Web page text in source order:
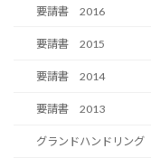
要請書 2016
要請書 2015
要請書 2014
要請書 2013
グランドハンドリング